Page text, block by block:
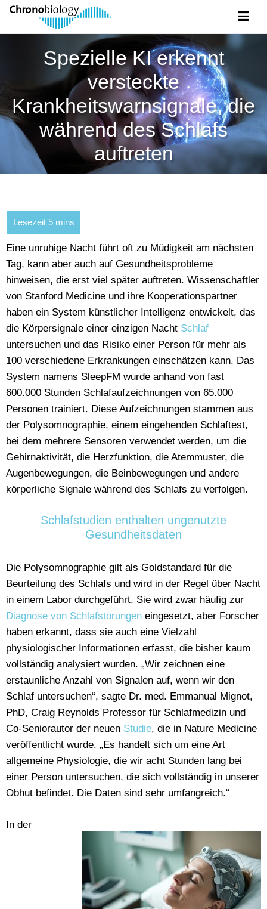
Spezielle KI erkennt
versteckte
Krankheitswarnsignale, die
während des Schlafs
auftreten
Eine unruhige Nacht führt oft zu Müdigkeit am nächsten
Tag, kann aber auch auf Gesundheitsprobleme
hinweisen, die erst viel später auftreten. Wissenschaftler
von Stanford Medicine und ihre Kooperationspartner
haben ein System künstlicher Intelligenz entwickelt, das
die Körpersignale einer einzigen Nacht Schlaf
untersuchen und das Risiko einer Person für mehr als
100 verschiedene Erkrankungen einschätzen kann. Das
System namens SleepFM wurde anhand von fast
600.000 Stunden Schlafaufzeichnungen von 65.000
Personen trainiert. Diese Aufzeichnungen stammen aus
der Polysomnographie, einem eingehenden Schlaftest,
bei dem mehrere Sensoren verwendet werden, um die
Gehirnaktivität, die Herzfunktion, die Atemmuster, die
Augenbewegungen, die Beinbewegungen und andere
körperliche Signale während des Schlafs zu verfolgen.
Schlafstudien enthalten ungenutzte
Gesundheitsdaten
Die Polysomnographie gilt als Goldstandard für die
Beurteilung des Schlafs und wird in der Regel über Nacht
in einem Labor durchgeführt. Sie wird zwar häufig zur
Diagnose von Schlafstörungen eingesetzt, aber Forscher
haben erkannt, dass sie auch eine Vielzahl
physiologischer Informationen erfasst, die bisher kaum
vollständig analysiert wurden. „Wir zeichnen eine
erstaunliche Anzahl von Signalen auf, wenn wir den
Schlaf untersuchen“, sagte Dr. med. Emmanual Mignot,
PhD, Craig Reynolds Professor für Schlafmedizin und
Co-Seniorautor der neuen Studie, die in Nature Medicine
veröffentlicht wurde. „Es handelt sich um eine Art
allgemeine Physiologie, die wir acht Stunden lang bei
einer Person untersuchen, die sich vollständig in unserer
Obhut befindet. Die Daten sind sehr umfangreich.“
In der